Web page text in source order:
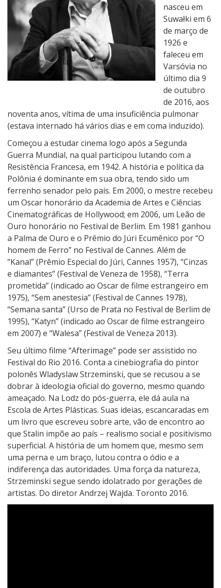
d
e
A
n
z
e
j
W
a
j
d
a
nasceu em
Suwałki em 6
de março de
1926 e
faleceu em
Varsóvia no
último dia 9
de outubro
de 2016, aos
noventa anos, vítima de uma insuficiência pulmonar
(estava internado há vários dias e em coma induzido).
Começou a estudar cinema logo após a Segunda
Guerra Mundial, na qual participou lutando com a
Resistência Francesa, em 1942. A história e política da
Polônia é dominante em sua obra, tendo sido um
ferrenho senador pelo país. Em 2000, o mestre recebeu
um Oscar honorário da Academia de Artes e Ciências
Cinematográficas de Hollywood; em 2006, um Leão de
Ouro honorário no Festival de Berlim. Em 1981 ganhou
a Palma de Ouro e o Prêmio do Júri Ecumênico por “O
homem de Ferro” no Festival de Cannes. Além de
“Kanal” (Prêmio Especial do Júri, Cannes 1957), “Cinzas
e diamantes” (Festival de Veneza de 1958), “Terra
prometida” (indicado ao Oscar de filme estrangeiro em
1975), “Sem anestesia” (Festival de Cannes 1978),
“Semana santa” (Urso de Prata no Festival de Berlim de
1995), “Katyn” (indicado ao Oscar de filme estrangeiro
em 2007) e “Walesa” (Festival de Veneza 2013).
Seu último filme “Afterimage” pode ser assistido no
Festival do Rio 2016. Conta a cinebiografia do pintor
polonês Wladyslaw Strzeminski, que se recusou a se
dobrar à ideologia oficial do governo, mesmo quando
ameaçado. Na Lodz do pós-guerra, ele dá aula na
Escola de Artes Plásticas. Suas ideias, escancaradas em
um livro que escreveu sobre arte, vão de encontro ao
que Stalin impõe ao país – realismo social e positivismo
superficial. A história de um homem que, mesmo sem
uma perna e um braço, lutou contra o ódio e a
indiferença das autoridades. Uma força da natureza,
Strzeminski segue sendo idolatrado por gerações de
artistas. Do diretor Andrzej Wajda. Toronto 2016.